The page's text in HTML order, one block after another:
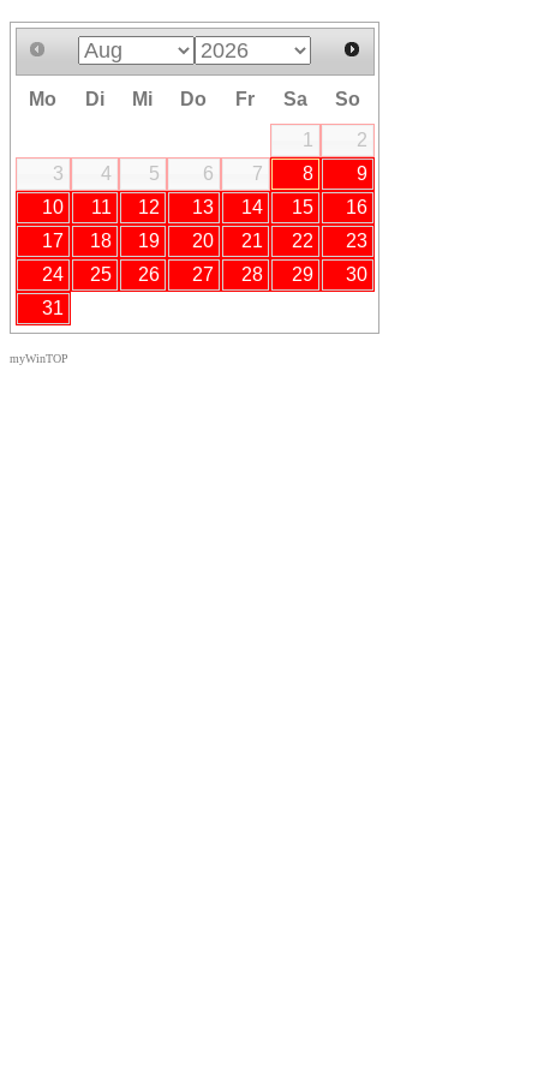
Mo Di Mi Do Fr Sa So
1
2
3
4 5 6 7 8
9
10
11 12 13 14 15
16
17
18 19 20 21 22
23
24
25 26 27 28 29
30
31
myWinTOP